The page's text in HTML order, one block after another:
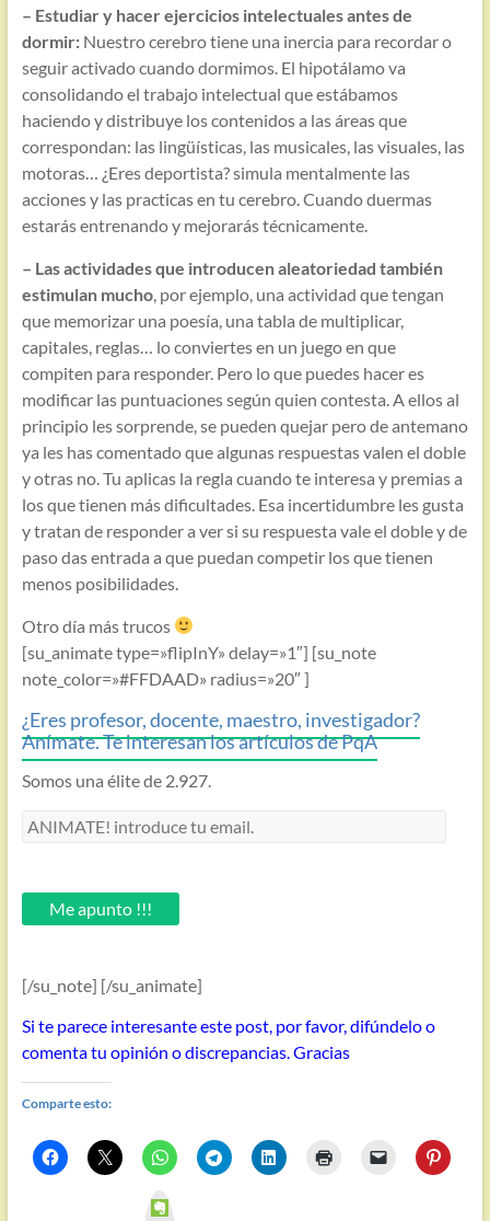
– Estudiar y hacer ejercicios intelectuales antes de
dormir:Nuestro cerebro tiene una inercia para recordar o
seguir activado cuando dormimos. El hipotálamo va
consolidando el trabajo intelectual que estábamos
haciendo y distribuye los contenidos a las áreas que
correspondan: las lingüísticas, las musicales, las visuales, las
motoras… ¿Eres deportista? simula mentalmente las
acciones y las practicas en tu cerebro. Cuando duermas
estarás entrenando y mejorarás técnicamente.
– Las actividades que introducen aleatoriedad también
estimulan mucho, por ejemplo, una actividad que tengan
que memorizar una poesía, una tabla de multiplicar,
capitales, reglas… lo conviertes en un juego en que
compiten para responder. Pero lo que puedes hacer es
modificar las puntuaciones según quien contesta. A ellos al
principio les sorprende, se pueden quejar pero de antemano
ya les has comentado que algunas respuestas valen el doble
y otras no. Tu aplicas la regla cuando te interesa y premias a
los que tienen más dificultades. Esa incertidumbre les gusta
y tratan de responder a ver si su respuesta vale el doble y de
paso das entrada a que puedan competir los que tienen
menos posibilidades.
Otro día más trucos
[su_animate type=»flipInY» delay=»1″] [su_note
note_color=»#FFDAAD» radius=»20″ ]
¿Eres profesor, docente, maestro, investigador?
Anímate. Te interesan los artículos de PqA
Somos una élite de 2.927.
ANIMATE!
email.Me apunto !!!
[/su_note] [/su_animate]
Si te parece interesante este post, por favor, difúndelo o
comenta tu opinión o discrepancias. Gracias
Comparte esto:
E